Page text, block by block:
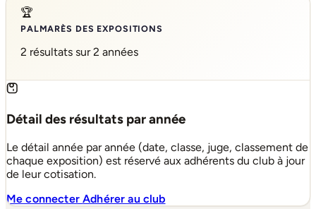
🏆
PALMARÈS DES EXPOSITIONS
2 résultats sur 2 années
Détail des résultats par année
Le détail année par année (date, classe, juge, classement de
chaque exposition) est réservé aux adhérents du club à jour
de leur cotisation.
Me connecterAdhérer au club